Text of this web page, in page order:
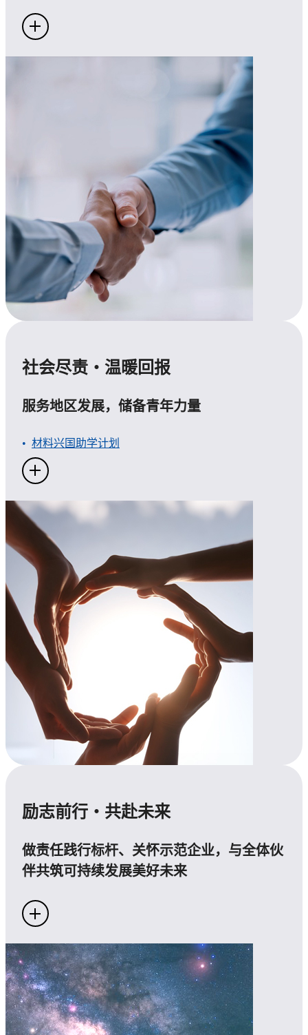
社会尽责・温暖回报
服务地区发展，储备青年力量
材料兴国助学计划
励志前行・共赴未来
做责任践行标杆、关怀示范企业，与全体伙
伴共筑可持续发展美好未来